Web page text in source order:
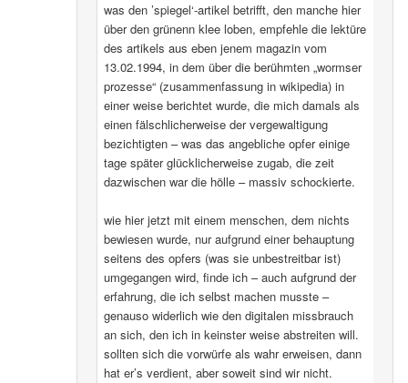
was den ’spiegel‘-artikel betrifft, den manche hier
über den grünenn klee loben, empfehle die lektüre
des artikels aus eben jenem magazin vom
13.02.1994, in dem über die berühmten „wormser
prozesse“ (zusammenfassung in wikipedia) in
einer weise berichtet wurde, die mich damals als
einen fälschlicherweise der vergewaltigung
bezichtigten – was das angebliche opfer einige
tage später glücklicherweise zugab, die zeit
dazwischen war die hölle – massiv schockierte.
wie hier jetzt mit einem menschen, dem nichts
bewiesen wurde, nur aufgrund einer behauptung
seitens des opfers (was sie unbestreitbar ist)
umgegangen wird, finde ich – auch aufgrund der
erfahrung, die ich selbst machen musste –
genauso widerlich wie den digitalen missbrauch
an sich, den ich in keinster weise abstreiten will.
sollten sich die vorwürfe als wahr erweisen, dann
hat er’s verdient, aber soweit sind wir nicht.